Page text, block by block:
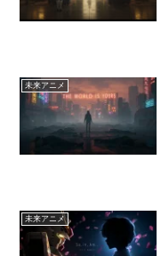
未来アニメ
未来アニメ